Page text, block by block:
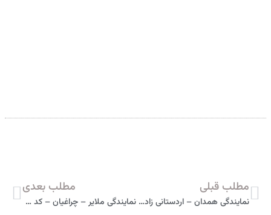
مطلب قبلی
نمایندگی همدان – اردستانی زاده – کد 440 مدیران خودرو
مطلب بعدی
نمایندگی ملایر – چراغیان – کد 286 مدیران خودرو